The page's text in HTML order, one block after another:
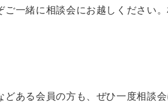
一緒に相談会にお越しください
ある会員の方も、ぜひ一度相談